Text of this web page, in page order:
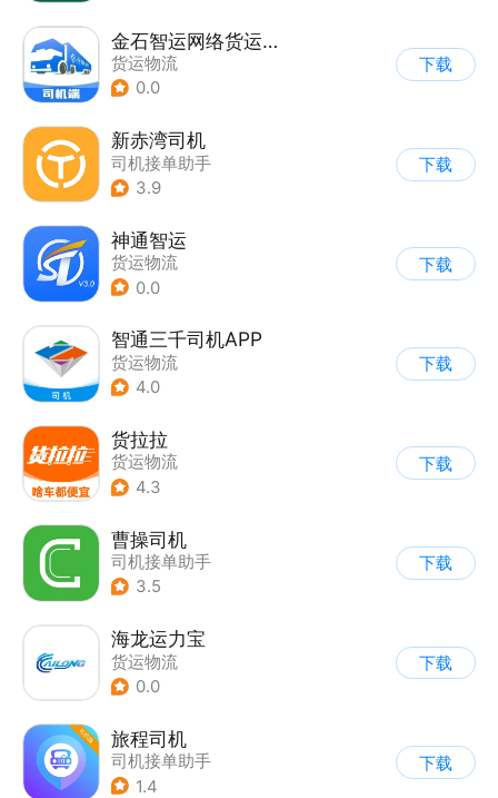
金石智运网络货运平台
货运物流
0.0
下载
新赤湾司机
司机接单助手
3.9
下载
神通智运
货运物流
0.0
下载
智通三千司机APP
货运物流
4.0
下载
货拉拉
货运物流
4.3
下载
曹操司机
司机接单助手
3.5
下载
海龙运力宝
货运物流
0.0
下载
旅程司机
司机接单助手
1.4
下载